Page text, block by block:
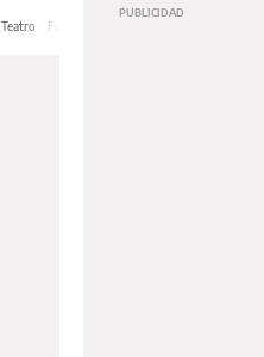
Teatro Feria de Editores